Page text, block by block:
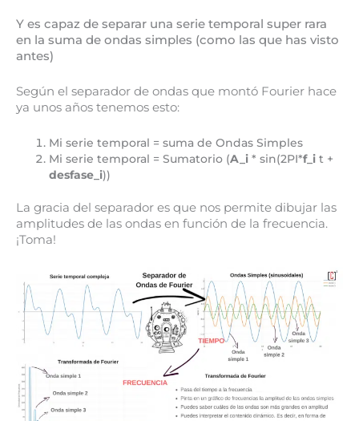
Y es capaz de separar una serie temporal super rara
en la suma de ondas simples (como las que has visto
antes)
Según el separador de ondas que montó Fourier hace
ya unos años tenemos esto:
Mi serie temporal = suma de Ondas Simples
Mi serie temporal = Sumatorio (A_i * sin(2PI*f_i t +
desfase_i))
La gracia del separador es que nos permite dibujar las
amplitudes de las ondas en función de la frecuencia.
¡Toma!